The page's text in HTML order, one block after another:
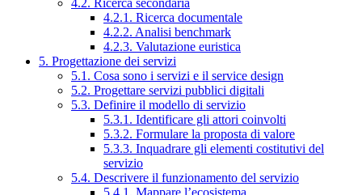
4.2. Ricerca secondaria
4.2.1. Ricerca documentale
4.2.2. Analisi benchmark
4.2.3. Valutazione euristica
5. Progettazione dei servizi
5.1. Cosa sono i servizi e il service design
5.2. Progettare servizi pubblici digitali
5.3. Definire il modello di servizio
5.3.1. Identificare gli attori coinvolti
5.3.2. Formulare la proposta di valore
5.3.3. Inquadrare gli elementi costitutivi del
servizio
5.4. Descrivere il funzionamento del servizio
5.4.1. Mappare l’ecosistema